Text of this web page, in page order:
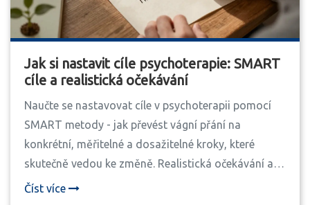
Jak si nastavit cíle psychoterapie: SMART
cíle a realistická očekávání
Naučte se nastavovat cíle v psychoterapii pomocí
SMART metody - jak převést vágní přání na
konkrétní, měřitelné a dosažitelné kroky, které
skutečně vedou ke změně. Realistická očekávání a
praktické příklady.
Číst více